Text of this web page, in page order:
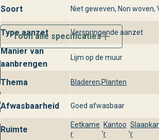
slaapkamers en kantoorruimtes waarin je
Behangplaza locaties en
beschikbaarheid
behangplaza en kies uit alle varianten die
bij jouw interieur. Onze deskundige
je graag bij het vinden van de juiste
adviseren over design, stijlvol gebruik en
Soort Niet geweven, Non woven,
Type aanzet Verspringende aanzet
Manier van
aanbrengen
Lijm op de muur
Thema Bladeren,Planten
Afwasbaarheid Goed afwasbaar
Ruimte
Eetkame
r
,
Kantoo
r
,
r
Toon alle specificaties